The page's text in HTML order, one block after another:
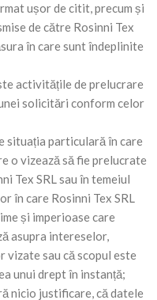
ușor de citit, precum și
de către Rosinni Tex
în care sunt îndeplinite
activitățile de prelucrare
solicitări conform celor
situația particulară în care
o vizează să fie prelucrate
Tex SRL sau în temeiul
în care Rosinni Tex SRL
și imperioase care
asupra intereselor,
sau că scopul este
unui drept în instanță;
nicio justificare, că datele